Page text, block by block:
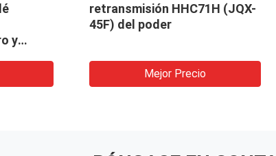
y
retransmisión HHC71H (JQX-
45F) del poder
Mejor Precio